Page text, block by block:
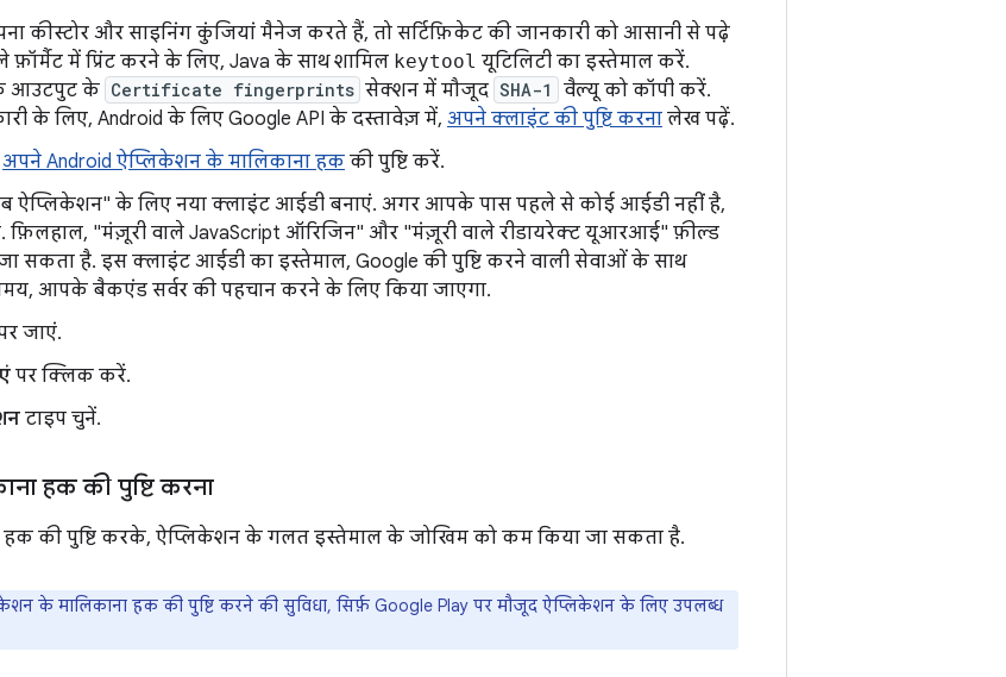
कीस्टोर और साइनिंग कुंजियां मैनेज करते हैं, तो सर्टिफ़िकेट की जानकारी को आसानी से पढ़े
में प्रिंट करने के लिए, Java के साथ शामिल keytool यूटिलिटी का इस्तेमाल करें.
आउटपुट के Certificate fingerprints सेक्शन में मौजूद SHA-1
वैल्यू को कॉपी करें.
के लिए, Android के लिए Google API के दस्तावेज़ में, अपने क्लाइंट की पुष्टि करना लेख पढ़ें.
अपने Android ऐप्लिकेशन के मालिकाना हक की पुष्टि करें.
ऐप्लिकेशन" के लिए नया क्लाइंट आईडी बनाएं. अगर आपके पास पहले से कोई आईडी नहीं है,
फ़िलहाल, "मंज़ूरी वाले JavaScript ऑरिजिन" और "मंज़ूरी वाले रीडायरेक्ट यूआरआई" फ़ील्ड
सकता है. इस क्लाइंट आईडी का इस्तेमाल, Google की पुष्टि करने वाली सेवाओं के साथ
आपके बैकएंड सर्वर की पहचान करने के लिए किया जाएगा.
जाएं.
पर क्लिक करें.
टाइप चुनें.
हक की पुष्टि करना
हक की पुष्टि करके, ऐप्लिकेशन के गलत इस्तेमाल के जोखिम को कम किया जा सकता है.
के मालिकाना हक की पुष्टि करने की सुविधा, सिर्फ़ Google Play पर मौजूद ऐप्लिकेशन के लिए उपलब्ध